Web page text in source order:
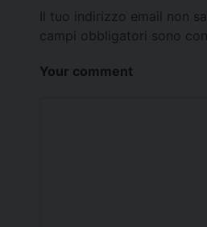
Il tuo indirizzo email non
campi obbligatori sono
Your comment